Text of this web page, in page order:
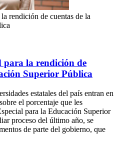
rendición de cuentas de la
para la rendición de
Superior Pública
estatales del país entran en
el porcentaje que les
para la Educación Superior
proceso del último año, se
de parte del gobierno, que